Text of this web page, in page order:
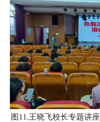
图11.王晓飞校长专题讲